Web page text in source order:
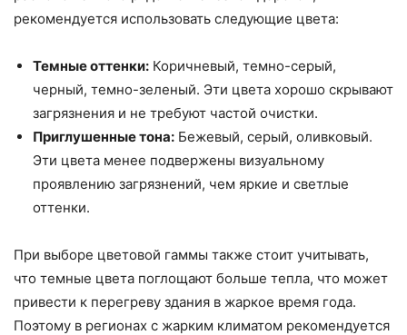
рекомендуется использовать следующие цвета:
Темные оттенки: Коричневый, темно-серый,
черный, темно-зеленый. Эти цвета хорошо скрывают
загрязнения и не требуют частой очистки.
Приглушенные тона: Бежевый, серый, оливковый.
Эти цвета менее подвержены визуальному
проявлению загрязнений, чем яркие и светлые
оттенки.
При выборе цветовой гаммы также стоит учитывать,
что темные цвета поглощают больше тепла, что может
привести к перегреву здания в жаркое время года.
Поэтому в регионах с жарким климатом рекомендуется